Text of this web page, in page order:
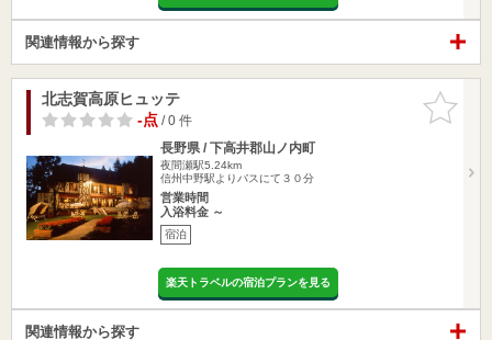
関連情報から探す
お気に入
りに追加
北志賀高原ヒュッテ
-点/ 0 件
長野県 / 下高井郡山ノ内町
夜間瀬駅5.24km
信州中野駅よりバスにて３０分
営業時間
入浴料金 ～
宿泊
楽天トラベルの宿泊プランを見る
関連情報から探す